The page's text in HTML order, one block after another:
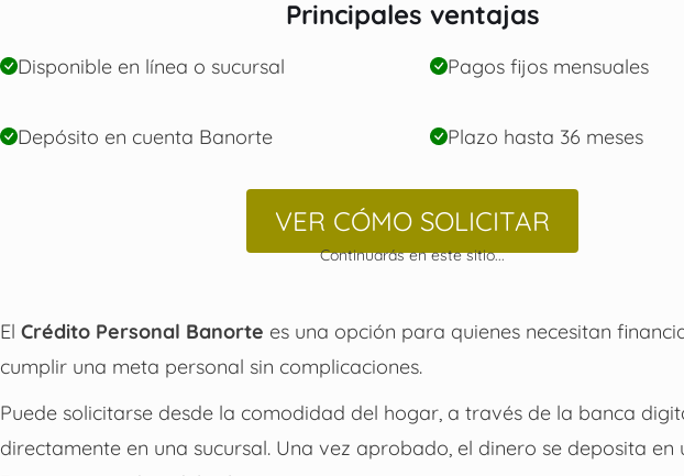
Principales ventajas
Disponible en línea o sucursal Pagos fijos mensuales
Depósito en cuenta Banorte Plazo hasta 36 meses
VER CÓMO SOLICITAR
Continuarás en este sitio...
El Crédito Personal Banorte es una opción para quienes necesitan
cumplir una meta personal sin complicaciones.
Puede solicitarse desde la comodidad del hogar, a través de la banca
directamente en una sucursal. Una vez aprobado, el dinero se deposita en